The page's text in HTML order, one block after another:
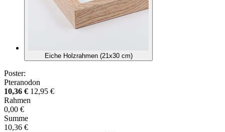
Eiche Holzrahmen (21x30 cm)
Poster:
Pteranodon
10,36 € 12,95 €
Rahmen
0,00 €
Summe
10,36 €